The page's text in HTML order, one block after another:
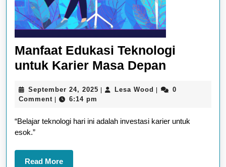
Manfaat Edukasi Teknologi
untuk Karier Masa Depan
Teknologi
Karier
September 24, 2025 September
Lesa Wood Lesa 0
Comment
6:14 pm
“Belajar teknologi hari ini adalah investasi karier untuk
esok.”
Read MoreRead